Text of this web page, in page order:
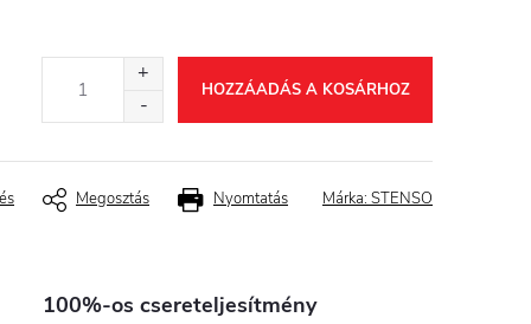
HOZZÁADÁS A KOSÁRHOZ
Nyomtatás
Megosztás Márka: STENSO
100%-os csereteljesítmény